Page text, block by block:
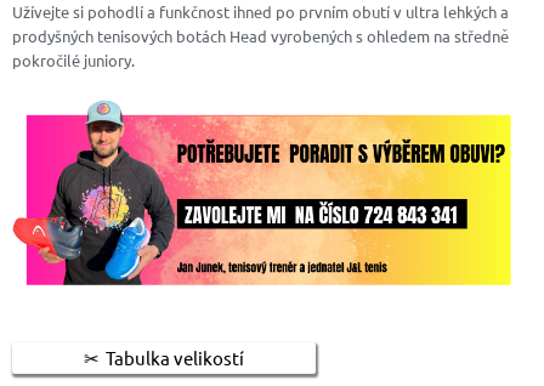
Užívejte si pohodlí a funkčnost ihned po prvním obutí v ultra lehkých a
prodyšných tenisových botách Head vyrobených s ohledem na středně
pokročilé juniory.
Tabulka velikostí